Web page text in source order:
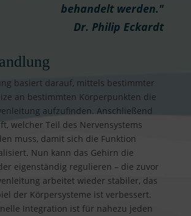
behandelt werden."
Dr. Philip Eckardt
basiert darauf, mittels bestimmter
an bestimmten Körperpunkten die
aufzufinden. Anschließend
welcher Teil des Nervensystems
muss, damit sich die Funktion
Nun kann das Gehirn die
eigenständig regulieren – die zuvor
arbeitet wieder stabiler, das
der Körpersysteme ist verbessert.
Integration ist für nahezu jeden